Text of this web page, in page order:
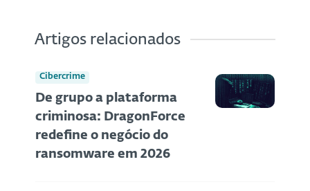
Artigos relacionados
Cibercrime
De grupo a plataforma
criminosa: DragonForce
redefine o negócio do
ransomware em 2026